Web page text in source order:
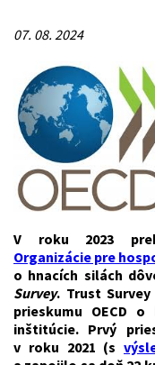
07. 08. 2024
V roku 2023
Organizácie pre
o hnacích silách
Survey. Trust
prieskumu OECD
inštitúcie. Prvý
v roku 2021 (s